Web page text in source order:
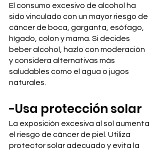
El consumo excesivo de alcohol ha
sido vinculado con un mayor riesgo de
cáncer de boca, garganta, esófago,
hígado, colon y mama. Si decides
beber alcohol, hazlo con moderación
y considera alternativas más
saludables como el agua o jugos
naturales.
-Usa protección solar
La exposición excesiva al sol aumenta
el riesgo de cáncer de piel. Utiliza
protector solar adecuado y evita la